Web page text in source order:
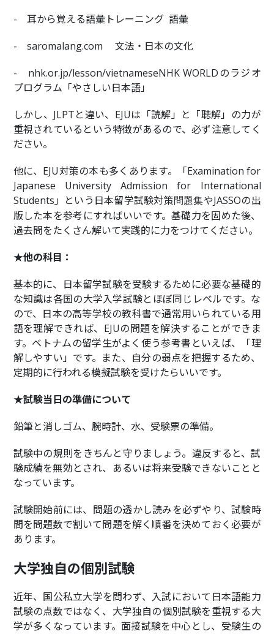
- 耳から覚える語彙トレーニング 語彙
- saromalang.com 文法・日本の文化
- nhk.or.jp/lesson/vietnameseNHK WORLDのラジオ
プログラム「やさしい日本語」
しかし、JLPTと違い、EJUは「読解」と「聴解」の力が
重視されているという特徴があるので、必ず注意してく
ださい。
他に、EJU対策の本も多くあります。「Examination for
Japanese University Admission for International
Students」という日本留学試験対策問題集やJASSOの出
版した本を参考にすればいいです。基礎力を固めた後、
過去問をたくさん解いて実践的に力をつけてください。
★他の科目：
基本的に、日本留学試験を受験するために必要な基礎的
な知識は各国の大学入学試験とほぼ同じレベルです。な
ので、日本の高等学校の教科書で通常用いられている用
語を理解できれば、EJUの問題を解決することができま
す。ベトナムの留学生がよく使う参考書といえば、「理
解しやすい」です。また、自分の弱点を把握するため、
定期的に行われる模擬試験を受けたらいいです。
★試験当日の準備について
鉛筆と消しゴム、腕時計、水、受験票の準備。
試験中の規則をきちんと守りましょう。違反すると、試
験成績を無効とされ、あるいは将来受験できないことと
なっています。
試験開始前には、問題の透かし読みを必ずやり、試験時
間を問題数で割いて問題を解く順番を決めておく必要が
あります。
大学独自の個別試験
近年、国公私立大学を問わず、入試において日本語能力
試験の点数ではなく、大学独自の個別試験を重視する大
学が多くなっています。面接試験を中心とし、受験生の